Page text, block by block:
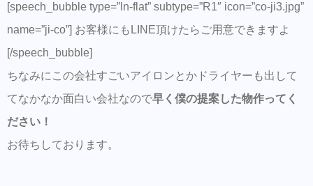
[speech_bubble type=”ln-flat” subtype=”R1″ icon=”co-ji3.jpg”
name=”ji-co”] お客様にもLINE頂けたらご用意できますよ
[/speech_bubble]
ちなみにこの会社すごいアイロンとかドライヤーも出して
てなかなか面白い会社なので早く僕の提案した物作ってく
ださい！
お待ちしております。